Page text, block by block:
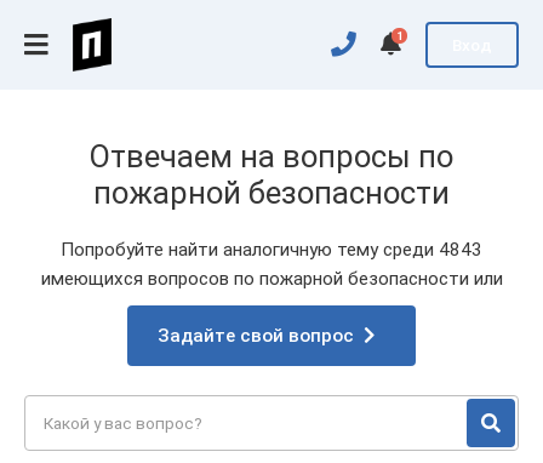
1
Отвечаем на вопросы по
пожарной безопасности
Попробуйте найти аналогичную тему среди 4843
имеющихся вопросов по пожарной безопасности или
Задайте свой вопрос